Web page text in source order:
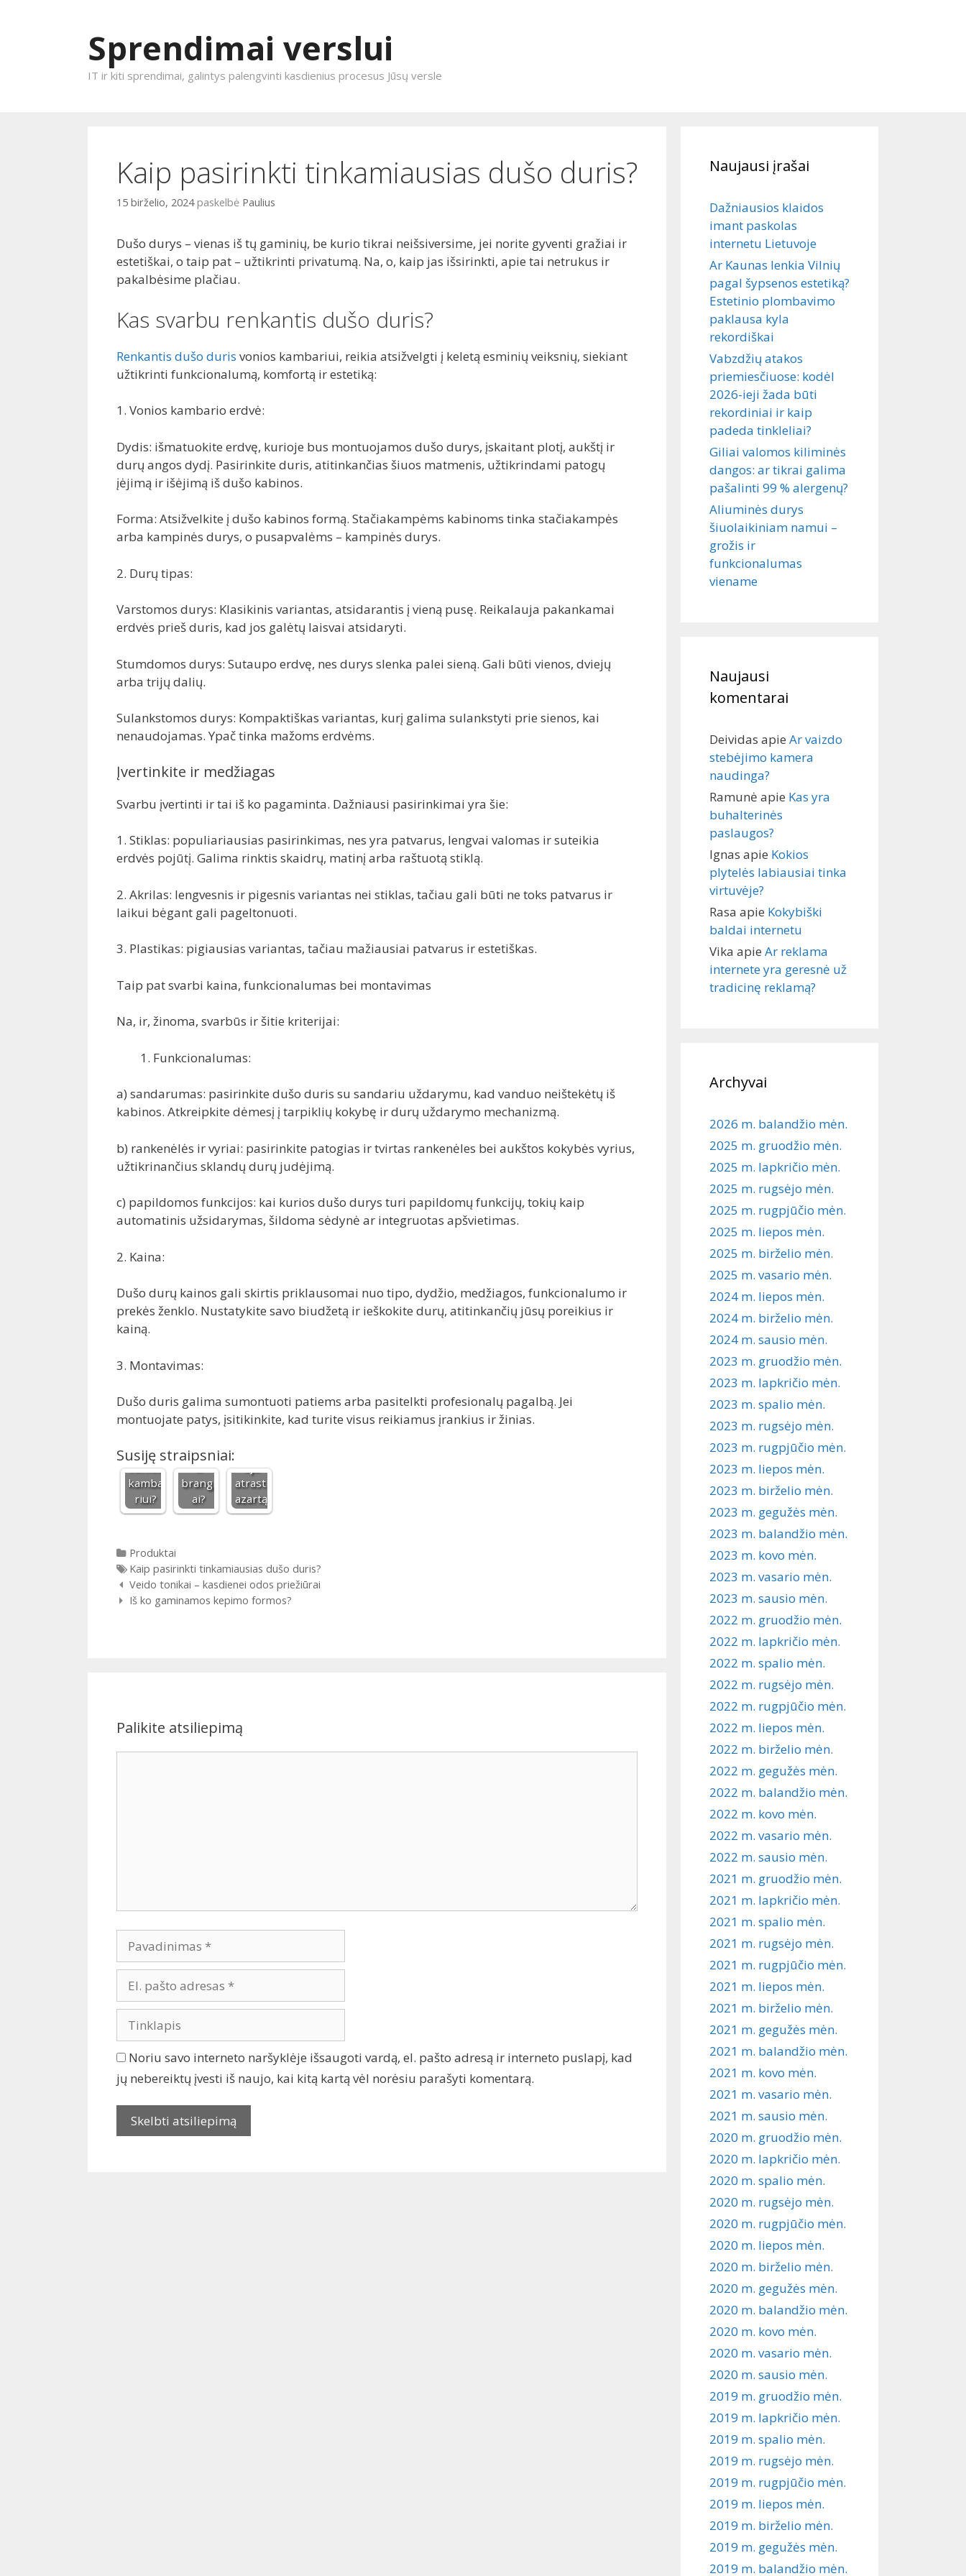
Sprendimai verslui
IT ir kiti sprendimai, galintys palengvinti kasdienius procesus Jūsų versle
Kaip pasirinkti tinkamiausias dušo duris?
15 birželio, 2024 paskelbė Paulius
Dušo durys – vienas iš tų gaminių, be kurio tikrai neišsiversime, jei norite gyventi gražiai ir
estetiškai, o taip pat – užtikrinti privatumą. Na, o, kaip jas išsirinkti, apie tai netrukus ir
pakalbėsime plačiau.
Kas svarbu renkantis dušo duris?
Renkantis dušo duris vonios kambariui, reikia atsižvelgti į keletą esminių veiksnių, siekiant
užtikrinti funkcionalumą, komfortą ir estetiką:
1. Vonios kambario erdvė:
Dydis: išmatuokite erdvę, kurioje bus montuojamos dušo durys, įskaitant plotį, aukštį ir
durų angos dydį. Pasirinkite duris, atitinkančias šiuos matmenis, užtikrindami patogų
įėjimą ir išėjimą iš dušo kabinos.
Forma: Atsižvelkite į dušo kabinos formą. Stačiakampėms kabinoms tinka stačiakampės
arba kampinės durys, o pusapvalėms – kampinės durys.
2. Durų tipas:
Varstomos durys: Klasikinis variantas, atsidarantis į vieną pusę. Reikalauja pakankamai
erdvės prieš duris, kad jos galėtų laisvai atsidaryti.
Stumdomos durys: Sutaupo erdvę, nes durys slenka palei sieną. Gali būti vienos, dviejų
arba trijų dalių.
Sulankstomos durys: Kompaktiškas variantas, kurį galima sulankstyti prie sienos, kai
nenaudojamas. Ypač tinka mažoms erdvėms.
Įvertinkite ir medžiagas
Svarbu įvertinti ir tai iš ko pagaminta. Dažniausi pasirinkimai yra šie:
1. Stiklas: populiariausias pasirinkimas, nes yra patvarus, lengvai valomas ir suteikia
erdvės pojūtį. Galima rinktis skaidrų, matinį arba raštuotą stiklą.
2. Akrilas: lengvesnis ir pigesnis variantas nei stiklas, tačiau gali būti ne toks patvarus ir
laikui bėgant gali pageltonuoti.
3. Plastikas: pigiausias variantas, tačiau mažiausiai patvarus ir estetiškas.
Taip pat svarbi kaina, funkcionalumas bei montavimas
Na, ir, žinoma, svarbūs ir šitie kriterijai:
Funkcionalumas:
a) sandarumas: pasirinkite dušo duris su sandariu uždarymu, kad vanduo neištekėtų iš
kabinos. Atkreipkite dėmesį į tarpiklių kokybę ir durų uždarymo mechanizmą.
b) rankenėlės ir vyriai: pasirinkite patogias ir tvirtas rankenėles bei aukštos kokybės vyrius,
užtikrinančius sklandų durų judėjimą.
c) papildomos funkcijos: kai kurios dušo durys turi papildomų funkcijų, tokių kaip
automatinis užsidarymas, šildoma sėdynė ar integruotas apšvietimas.
2. Kaina:
Dušo durų kainos gali skirtis priklausomai nuo tipo, dydžio, medžiagos, funkcionalumo ir
prekės ženklo. Nustatykite savo biudžetą ir ieškokite durų, atitinkančių jūsų poreikius ir
kainą.
3. Montavimas:
Dušo duris galima sumontuoti patiems arba pasitelkti profesionalų pagalbą. Jei
montuojate patys, įsitikinkite, kad turite visus reikiamus įrankius ir žinias.
Susiję straipsniai:
išsirin
dušo
kabiną
m
vonios
kamba
riui?
Kodėl
dušo
padas
kainuo
ti
brangi
ai?
kaip
lieknėj
ėje
atrasti
azartą
Kategorijos
Produktai
Gairės
Kaip pasirinkti tinkamiausias dušo duris?
Įrašų navigacija
Veido tonikai – kasdienei odos priežiūrai
Iš ko gaminamos kepimo formos?
Palikite atsiliepimą
Noriu savo interneto naršyklėje išsaugoti vardą, el. pašto adresą ir interneto puslapį, kad
jų nebereiktų įvesti iš naujo, kai kitą kartą vėl norėsiu parašyti komentarą.
Naujausi įrašai
Dažniausios klaidos
imant paskolas
internetu Lietuvoje
Ar Kaunas lenkia Vilnių
pagal šypsenos estetiką?
Estetinio plombavimo
paklausa kyla
rekordiškai
Vabzdžių atakos
priemiesčiuose: kodėl
2026-ieji žada būti
rekordiniai ir kaip
padeda tinkleliai?
Giliai valomos kiliminės
dangos: ar tikrai galima
pašalinti 99 % alergenų?
Aliuminės durys
šiuolaikiniam namui –
grožis ir
funkcionalumas
viename
Naujausi
komentarai
Deividas apie Ar vaizdo
stebėjimo kamera
naudinga?
Ramunė apie Kas yra
buhalterinės
paslaugos?
Ignas apie Kokios
plytelės labiausiai tinka
virtuvėje?
Rasa apie Kokybiški
baldai internetu
Vika apie Ar reklama
internete yra geresnė už
tradicinę reklamą?
Archyvai
2026 m. balandžio mėn.
2025 m. gruodžio mėn.
2025 m. lapkričio mėn.
2025 m. rugsėjo mėn.
2025 m. rugpjūčio mėn.
2025 m. liepos mėn.
2025 m. birželio mėn.
2025 m. vasario mėn.
2024 m. liepos mėn.
2024 m. birželio mėn.
2024 m. sausio mėn.
2023 m. gruodžio mėn.
2023 m. lapkričio mėn.
2023 m. spalio mėn.
2023 m. rugsėjo mėn.
2023 m. rugpjūčio mėn.
2023 m. liepos mėn.
2023 m. birželio mėn.
2023 m. gegužės mėn.
2023 m. balandžio mėn.
2023 m. kovo mėn.
2023 m. vasario mėn.
2023 m. sausio mėn.
2022 m. gruodžio mėn.
2022 m. lapkričio mėn.
2022 m. spalio mėn.
2022 m. rugsėjo mėn.
2022 m. rugpjūčio mėn.
2022 m. liepos mėn.
2022 m. birželio mėn.
2022 m. gegužės mėn.
2022 m. balandžio mėn.
2022 m. kovo mėn.
2022 m. vasario mėn.
2022 m. sausio mėn.
2021 m. gruodžio mėn.
2021 m. lapkričio mėn.
2021 m. spalio mėn.
2021 m. rugsėjo mėn.
2021 m. rugpjūčio mėn.
2021 m. liepos mėn.
2021 m. birželio mėn.
2021 m. gegužės mėn.
2021 m. balandžio mėn.
2021 m. kovo mėn.
2021 m. vasario mėn.
2021 m. sausio mėn.
2020 m. gruodžio mėn.
2020 m. lapkričio mėn.
2020 m. spalio mėn.
2020 m. rugsėjo mėn.
2020 m. rugpjūčio mėn.
2020 m. liepos mėn.
2020 m. birželio mėn.
2020 m. gegužės mėn.
2020 m. balandžio mėn.
2020 m. kovo mėn.
2020 m. vasario mėn.
2020 m. sausio mėn.
2019 m. gruodžio mėn.
2019 m. lapkričio mėn.
2019 m. spalio mėn.
2019 m. rugsėjo mėn.
2019 m. rugpjūčio mėn.
2019 m. liepos mėn.
2019 m. birželio mėn.
2019 m. gegužės mėn.
2019 m. balandžio mėn.